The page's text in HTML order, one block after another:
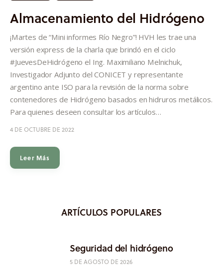
Almacenamiento del Hidrógeno
¡Martes de “Mini informes Río Negro”! HVH les trae una
versión express de la charla que brindó en el ciclo
#JuevesDeHidrógeno el Ing. Maximiliano Melnichuk,
Investigador Adjunto del CONICET y representante
argentino ante ISO para la revisión de la norma sobre
contenedores de Hidrógeno basados en hidruros metálicos.
Para quienes deseen consultar los artículos…
4 DE OCTUBRE DE 2022
Leer Más
ARTÍCULOS POPULARES
Seguridad del hidrógeno
5 DE AGOSTO DE 2026